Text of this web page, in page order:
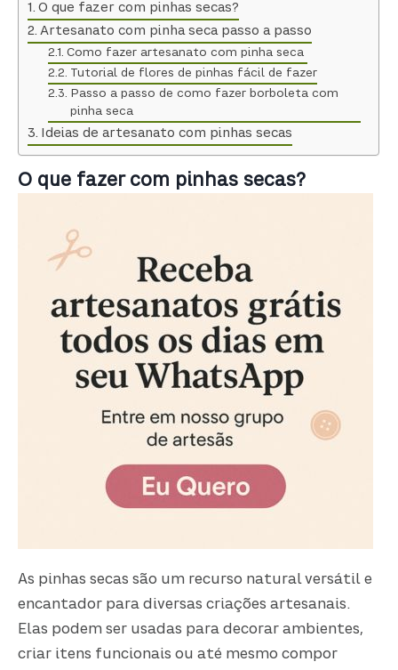
O que fazer com pinhas secas?
Artesanato com pinha seca passo a passo
Como fazer artesanato com pinha seca
Tutorial de flores de pinhas fácil de fazer
Passo a passo de como fazer borboleta com
pinha seca
Ideias de artesanato com pinhas secas
O que fazer com pinhas secas?
As pinhas secas são um recurso natural versátil e
encantador para diversas criações artesanais.
Elas podem ser usadas para decorar ambientes,
criar itens funcionais ou até mesmo compor